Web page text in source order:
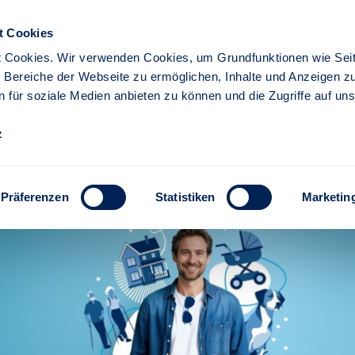
Cookies
Wir verwenden Cookies, um Grundfunktionen wie
der Webseite zu ermöglichen, Inhalte und Anzeigen
für soziale Medien anbieten zu können und die Zugriffe auf
Präferenzen Statistiken